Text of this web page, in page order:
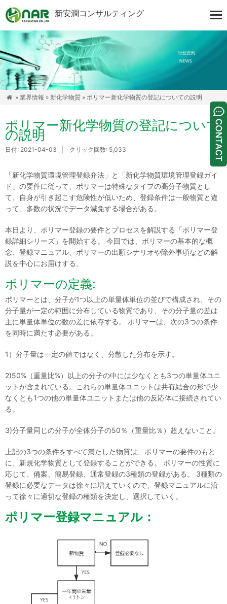
新安潤コンサルティング
 » 業界情報 » 新化学物質» ポリマー新化学物質の登記についての説明
ポリマー新化学物質の登記について
の説明
日付: 2021-04-03 | クリック回数: 5,033
「新化学物質環境管理登録弁法」と「新化学物質環境管理登録ガイ
ド」の要件に従って、ポリマーは特殊なタイプの高分子物質とし
て、自身が引き起こす危険性が低いため、登録条件は一般物質と違
って、多数の状況でデータ減免する場合がある。
本日より、ポリマー登録の要件とプロセスを解説する「ポリマー登
録詳細シリーズ」を開始する。 今回では、ポリマーの基本的な概
念、登録マニュアル、ポリマーの出願シナリオや除外事項などの解
説を中心にお届けする。
ポリマーの定義:
ポリマーとは、分子が1つ以上の単量体単位の並びで構成され、その
分子量が一定の範囲に分布している物質であり、その分子量の差は
主に単量体単位の数の差に依存する。 ポリマーは、次の3つの条件
を同時に満たす必要がある。
1）分子量は一定の値ではなく、分散した分布を示す。
2)50%（重量比%）以上の分子の中には少なくとも3つの単量体ユニ
ットが含まれている。これらの単量体ユニットは共有結合の形で少
なくとも1つの他の単量体ユニットまたは他の反応体に接続されてい
る。
3)分子量同じの分子が全体分子の50％（重量比％）超えないこと。
上記の3つの条件をすべて満たした物質は、ポリマーの要件のもと
に、新規化学物質として登録することができる。 ポリマーの性質に
応じて、備案、簡易登録、通常登録の3種類の登録がある。 3種類の
登録に必要なデータは徐々に増えていくので、登録マニュアルに沿
って徐々に適切な登録の種類を決定し、選択していく。
ポリマー登録マニュアル：